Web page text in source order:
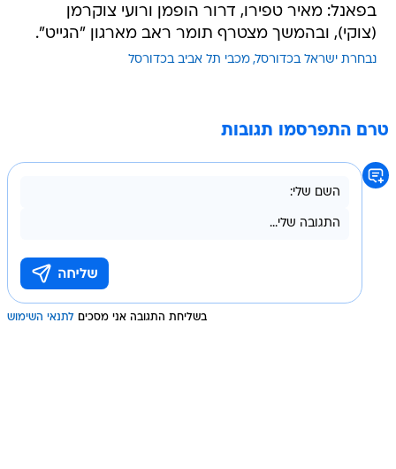
בפאנל: מאיר טפירו, דרור הופמן ורועי צוקרמן
(צוקי), ובהמשך מצטרף תומר ראב מארגון "הגייט".
נבחרת ישראל בכדורסל מכבי תל אביב בכדורסל
טרם התפרסמו תגובות
בשליחת התגובה אני מסכים לתנאי השימוש